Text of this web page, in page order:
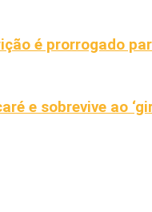
é prorrogado
e sobrevive ao